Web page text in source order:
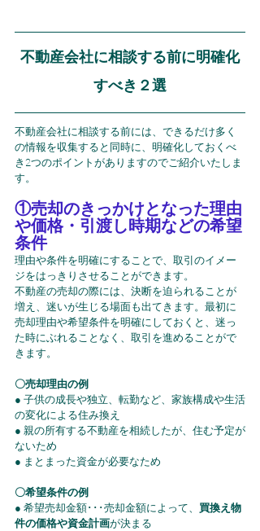
不動産会社に相談する前に明確化
すべき２選
不動産会社に相談する前には、できるだけ多く
の情報を収集すると同時に、明確化しておくべ
き2つのポイントがありますのでご紹介いたしま
す。
①売却のきっかけとなった理由
や価格・引渡し時期などの希望
条件
理由や条件を明確にすることで、取引のイメー
ジをはっきりさせることができます。
不動産の売却の際には、決断を迫られることが
増え、迷いが生じる場面も出てきます。最初に
売却理由や希望条件を明確にしておくと、迷っ
た時にぶれることなく、取引を進めることがで
きます。
〇売却理由の例
● 子供の成長や独立、転勤など、家族構成や生活
の変化による住み換え
● 親の所有する不動産を相続したが、住む予定が
ないため
● まとまった資金が必要なため
〇希望条件の例
● 希望売却金額･･･売却金額によって、 買換え物
件の価格や資金計画が決まる